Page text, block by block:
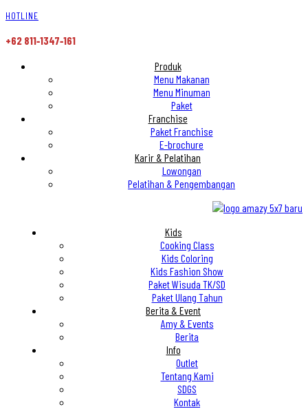
HOTLINE
+62 811‑1347‑161
Produk
Menu Makanan
Menu Minuman
Paket
Franchise
Paket Franchise
E-brochure
Karir & Pelatihan
Lowongan
Pelatihan & Pengembangan
Kids
Cooking Class
Kids Coloring
Kids Fashion Show
Paket Wisuda TK/SD
Paket Ulang Tahun
Berita & Event
Amy & Events
Berita
Info
Outlet
Tentang Kami
SDGS
Kontak